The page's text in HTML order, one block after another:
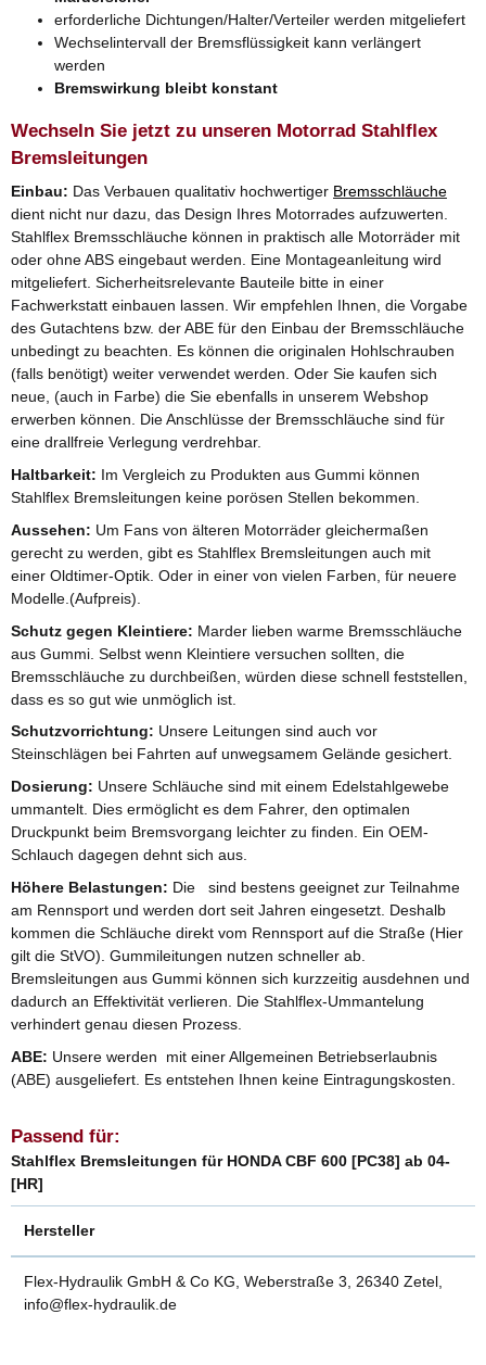
erforderliche Dichtungen/Halter/Verteiler werden mitgeliefert
Wechselintervall der Bremsflüssigkeit kann verlängert
werden
Bremswirkung bleibt konstant
Wechseln Sie jetzt zu unseren Motorrad Stahlflex
Bremsleitungen
Einbau: Das Verbauen qualitativ hochwertiger Bremsschläuche
dient nicht nur dazu, das Design Ihres Motorrades aufzuwerten.
Stahlflex Bremsschläuche können in praktisch alle Motorräder mit
oder ohne ABS eingebaut werden. Eine Montageanleitung wird
mitgeliefert. Sicherheitsrelevante Bauteile bitte in einer
Fachwerkstatt einbauen lassen. Wir empfehlen Ihnen, die Vorgabe
des Gutachtens bzw. der ABE für den Einbau der Bremsschläuche
unbedingt zu beachten. Es können die originalen Hohlschrauben
(falls benötigt) weiter verwendet werden. Oder Sie kaufen sich
neue, (auch in Farbe) die Sie ebenfalls in unserem Webshop
erwerben können. Die Anschlüsse der Bremsschläuche sind für
eine drallfreie Verlegung verdrehbar.
Haltbarkeit: Im Vergleich zu Produkten aus Gummi können
Stahlflex Bremsleitungen keine porösen Stellen bekommen.
Aussehen: Um Fans von älteren Motorräder gleichermaßen
gerecht zu werden, gibt es Stahlflex Bremsleitungen auch mit
einer Oldtimer-Optik. Oder in einer von vielen Farben, für neuere
Modelle.(Aufpreis).
Schutz gegen Kleintiere: Marder lieben warme Bremsschläuche
aus Gummi. Selbst wenn Kleintiere versuchen sollten, die
Bremsschläuche zu durchbeißen, würden diese schnell feststellen,
dass es so gut wie unmöglich ist.
Schutzvorrichtung: Unsere Leitungen sind auch vor
Steinschlägen bei Fahrten auf unwegsamem Gelände gesichert.
Dosierung: Unsere Schläuche sind mit einem Edelstahlgewebe
ummantelt. Dies ermöglicht es dem Fahrer, den optimalen
Druckpunkt beim Bremsvorgang leichter zu finden. Ein OEM-
Schlauch dagegen dehnt sich aus.
Höhere Belastungen: Die sind bestens geeignet zur Teilnahme
am Rennsport und werden dort seit Jahren eingesetzt. Deshalb
kommen die Schläuche direkt vom Rennsport auf die Straße (Hier
gilt die StVO). Gummileitungen nutzen schneller ab.
Bremsleitungen aus Gummi können sich kurzzeitig ausdehnen und
dadurch an Effektivität verlieren. Die Stahlflex-Ummantelung
verhindert genau diesen Prozess.
ABE: Unsere werden mit einer Allgemeinen Betriebserlaubnis
(ABE) ausgeliefert. Es entstehen Ihnen keine Eintragungskosten.
Passend für:
Stahlflex Bremsleitungen für HONDA CBF 600 [PC38] ab 04-
[HR]
Hersteller
Flex-Hydraulik GmbH & Co KG, Weberstraße 3, 26340 Zetel,
info@flex-hydraulik.de